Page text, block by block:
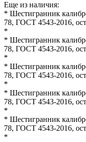
Еще из наличия:
* Шестигранник
78, ГОСТ 4543-2016,
*
* Шестигранник
78, ГОСТ 4543-2016,
*
* Шестигранник
78, ГОСТ 4543-2016,
*
* Шестигранник
78, ГОСТ 4543-2016,
*
* Шестигранник
78, ГОСТ 4543-2016,
*